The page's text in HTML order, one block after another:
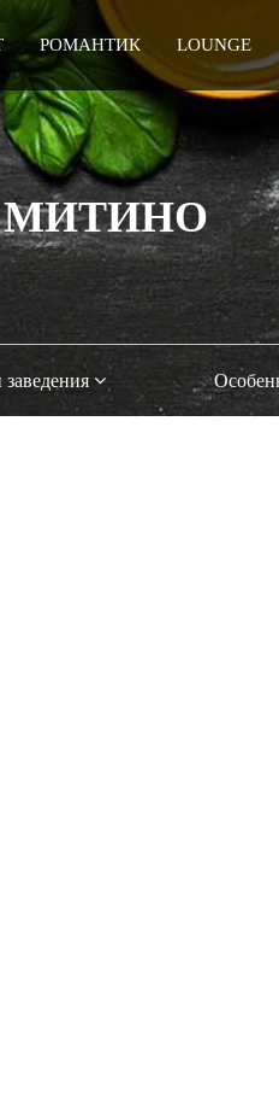
РОМАНТИК LOUNGE
МИТИНО